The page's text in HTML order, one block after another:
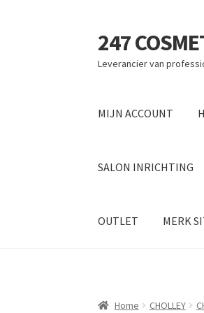
Ga
door
naar
Ga
naar
de
247
Leverancier van
MIJN ACCOUNT
SALON INRICHTING
OUTLET MERK
Home CHOLLEY